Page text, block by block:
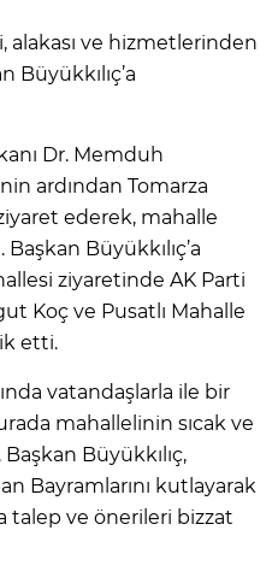
alakası ve hizmetlerinden
Büyükkılıç’a
Dr. Memduh
ardından Tomarza
ederek, mahalle
Büyükkılıç’a
ziyaretinde AK Parti
Koç ve Pusatlı Mahalle
etti.
vatandaşlarla ile bir
mahallelinin sıcak ve
Büyükkılıç,
Bayramlarını kutlayarak
talep ve önerileri bizzat